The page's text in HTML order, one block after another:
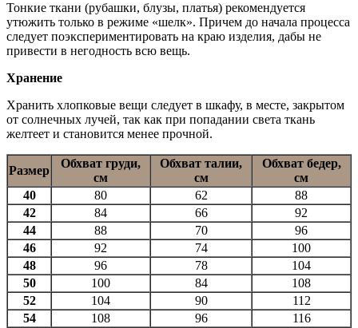
Тонкие ткани (рубашки, блузы, платья) рекомендуется
утюжить только в режиме «шелк». Причем до начала процесса
следует поэкспериментировать на краю изделия, дабы не
привести в негодность всю вещь.
Хранение
Хранить хлопковые вещи следует в шкафу, в месте, закрытом
от солнечных лучей, так как при попадании света ткань
желтеет и становится менее прочной.
Размер
Обхват груди,
см
Обхват талии,
см
Обхват бедер,
см
40
80 62
88
42
84 66
92
44
88 70
96
46
92 74
100
48
96 78
104
50
100 84
108
52
104 90
112
54
108 96
116